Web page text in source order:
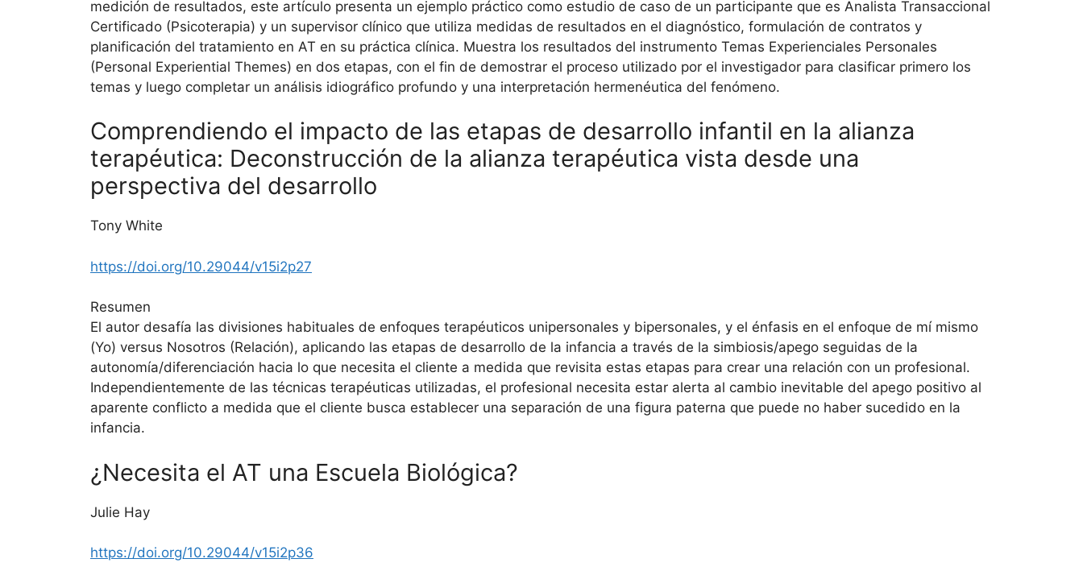
medición de resultados, este artículo presenta un ejemplo práctico como estudio de caso de un participante que es Analista Transaccional
Certificado (Psicoterapia) y un supervisor clínico que utiliza medidas de resultados en el diagnóstico, formulación de contratos y
planificación del tratamiento en AT en su práctica clínica. Muestra los resultados del instrumento Temas Experienciales Personales
(Personal Experiential Themes) en dos etapas, con el fin de demostrar el proceso utilizado por el investigador para clasificar primero los
temas y luego completar un análisis idiográfico profundo y una interpretación hermenéutica del fenómeno.
Comprendiendo el impacto de las etapas de desarrollo infantil en la alianza
terapéutica: Deconstrucción de la alianza terapéutica vista desde una
perspectiva del desarrollo
Tony White
https://doi.org/10.29044/v15i2p27
Resumen
El autor desafía las divisiones habituales de enfoques terapéuticos unipersonales y bipersonales, y el énfasis en el enfoque de mí mismo
(Yo) versus Nosotros (Relación), aplicando las etapas de desarrollo de la infancia a través de la simbiosis/apego seguidas de la
autonomía/diferenciación hacia lo que necesita el cliente a medida que revisita estas etapas para crear una relación con un profesional.
Independientemente de las técnicas terapéuticas utilizadas, el profesional necesita estar alerta al cambio inevitable del apego positivo al
aparente conflicto a medida que el cliente busca establecer una separación de una figura paterna que puede no haber sucedido en la
infancia.
¿Necesita el AT una Escuela Biológica?
Julie Hay
https://doi.org/10.29044/v15i2p36